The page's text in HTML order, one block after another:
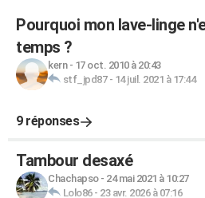
Pourquoi mon lave-linge
temps ?
kern- 17 oct. 2010 à 20:43
stf_jpd87- 14 juil. 2021 à 17:44
9 réponses
Tambour desaxé
Chachapso- 24 mai 2021 à 10:27
Lolo86- 23 avr. 2026 à 07:16